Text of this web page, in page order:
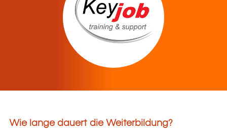
Wie lange dauert die Weiterbildung?